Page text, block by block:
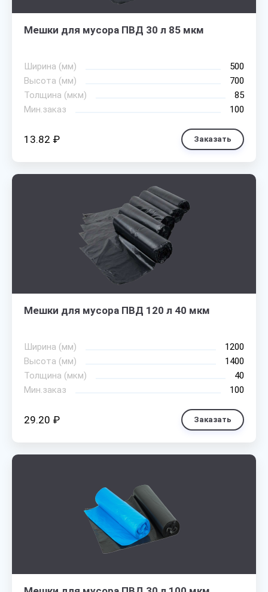
Мешки для мусора ПВД 30 л 85 мкм
Ширина (мм)
500
Высота (мм)
700
Толщина (мкм)
85
Мин.заказ
100
13.82 ₽ Заказать
Мешки для мусора ПВД 120 л 40 мкм
Ширина (мм)
1200
Высота (мм)
1400
Толщина (мкм)
40
Мин.заказ
100
29.20 ₽ Заказать